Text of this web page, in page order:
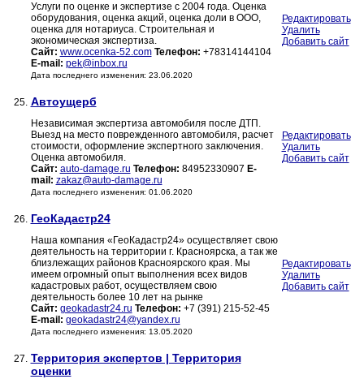
Услуги по оценке и экспертизе с 2004 года. Оценка
оборудования, оценка акций, оценка доли в ООО,
оценка для нотариуса. Строительная и
экономическая экспертиза.
Сайт: www.ocenka-52.com Телефон: +78314144104
E-mail: pek@inbox.ru
Дата последнего изменения: 23.06.2020
Редактировать
Удалить
Добавить сайт
25. Автоущерб
Независимая экспертиза автомобиля после ДТП.
Выезд на место поврежденного автомобиля, расчет
стоимости, оформление экспертного заключения.
Оценка автомобиля.
Сайт: auto-damage.ru Телефон: 84952330907 E-
mail: zakaz@auto-damage.ru
Дата последнего изменения: 01.06.2020
Редактировать
Удалить
Добавить сайт
26. ГеоКадастр24
Наша компания «ГеоКадастр24» осуществляет свою
деятельность на территории г. Красноярска, а так же
близлежащих районов Красноярского края. Мы
имеем огромный опыт выполнения всех видов
кадастровых работ, осуществляем свою
деятельность более 10 лет на рынке
Сайт: geokadastr24.ru Телефон: +7 (391) 215-52-45
E-mail: geokadastr24@yandex.ru
Дата последнего изменения: 13.05.2020
Редактировать
Удалить
Добавить сайт
27. Территория экспертов | Территория
оценки